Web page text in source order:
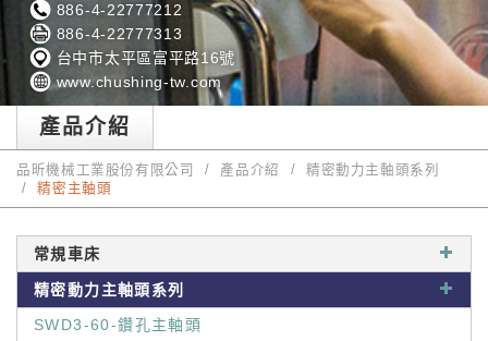
886-4-22777212
886-4-22777313
台中市太平區富平路16號
www.chushing-tw.com
產品介紹
品昕機械工業股份有限公司 產品介紹
精密動力主軸頭系列
精密主軸頭
常規車床
精密動力主軸頭系列
SWD3-60-鑽孔主軸頭